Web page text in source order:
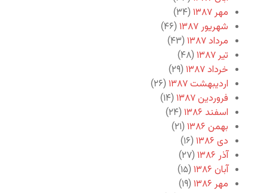
مهر ۱۳۸۷
(۳۴)
شهریور ۱۳۸۷
(۴۶)
مرداد ۱۳۸۷
(۴۳)
تیر ۱۳۸۷
(۴۸)
خرداد ۱۳۸۷
(۲۹)
اردیبهشت ۱۳۸۷
(۲۶)
فروردین ۱۳۸۷
(۱۴)
اسفند ۱۳۸۶
(۲۴)
بهمن ۱۳۸۶
(۲۱)
دی ۱۳۸۶
(۱۶)
آذر ۱۳۸۶
(۲۷)
آبان ۱۳۸۶
(۱۵)
مهر ۱۳۸۶
(۱۹)